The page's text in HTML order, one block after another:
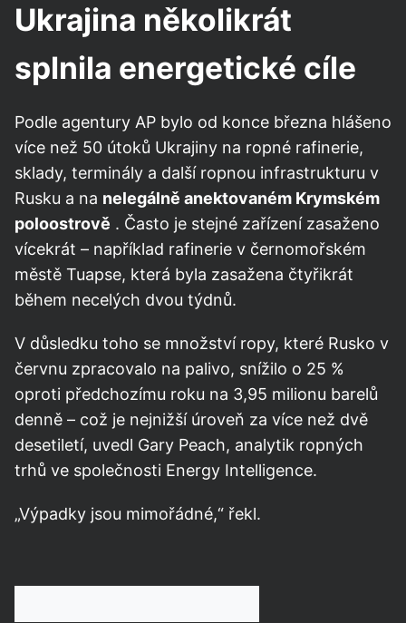
Ukrajina několikrát
splnila energetické cíle
Podle agentury AP bylo od konce března hlášeno
více než 50 útoků Ukrajiny na ropné rafinerie,
sklady, terminály a další ropnou infrastrukturu v
Rusku a na nelegálně anektovaném Krymském
poloostrově . Často je stejné zařízení zasaženo
vícekrát – například rafinerie v černomořském
městě Tuapse, která byla zasažena čtyřikrát
během necelých dvou týdnů.
V důsledku toho se množství ropy, které Rusko v
červnu zpracovalo na palivo, snížilo o 25 %
oproti předchozímu roku na 3,95 milionu barelů
denně – což je nejnižší úroveň za více než dvě
desetiletí, uvedl Gary Peach, analytik ropných
trhů ve společnosti Energy Intelligence.
„Výpadky jsou mimořádné,“ řekl.